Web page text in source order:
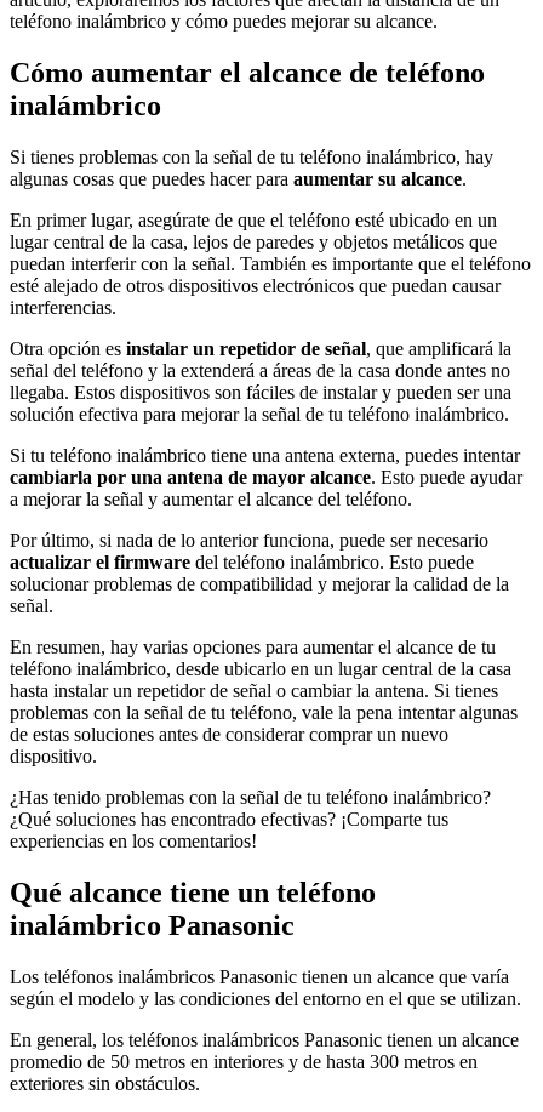
teléfono inalámbrico y cómo puedes mejorar su alcance.
Cómo aumentar el alcance de teléfono
inalámbrico
Si tienes problemas con la señal de tu teléfono inalámbrico, hay
algunas cosas que puedes hacer para aumentar su alcance.
En primer lugar, asegúrate de que el teléfono esté ubicado en un
lugar central de la casa, lejos de paredes y objetos metálicos que
puedan interferir con la señal. También es importante que el teléfono
esté alejado de otros dispositivos electrónicos que puedan causar
interferencias.
Otra opción es instalar un repetidor de señal, que amplificará la
señal del teléfono y la extenderá a áreas de la casa donde antes no
llegaba. Estos dispositivos son fáciles de instalar y pueden ser una
solución efectiva para mejorar la señal de tu teléfono inalámbrico.
Si tu teléfono inalámbrico tiene una antena externa, puedes intentar
cambiarla por una antena de mayor alcance. Esto puede ayudar
a mejorar la señal y aumentar el alcance del teléfono.
Por último, si nada de lo anterior funciona, puede ser necesario
actualizar el firmware del teléfono inalámbrico. Esto puede
solucionar problemas de compatibilidad y mejorar la calidad de la
señal.
En resumen, hay varias opciones para aumentar el alcance de tu
teléfono inalámbrico, desde ubicarlo en un lugar central de la casa
hasta instalar un repetidor de señal o cambiar la antena. Si tienes
problemas con la señal de tu teléfono, vale la pena intentar algunas
de estas soluciones antes de considerar comprar un nuevo
dispositivo.
¿Has tenido problemas con la señal de tu teléfono inalámbrico?
¿Qué soluciones has encontrado efectivas? ¡Comparte tus
experiencias en los comentarios!
Qué alcance tiene un teléfono
inalámbrico Panasonic
Los teléfonos inalámbricos Panasonic tienen un alcance que varía
según el modelo y las condiciones del entorno en el que se utilizan.
En general, los teléfonos inalámbricos Panasonic tienen un alcance
promedio de 50 metros en interiores y de hasta 300 metros en
exteriores sin obstáculos.